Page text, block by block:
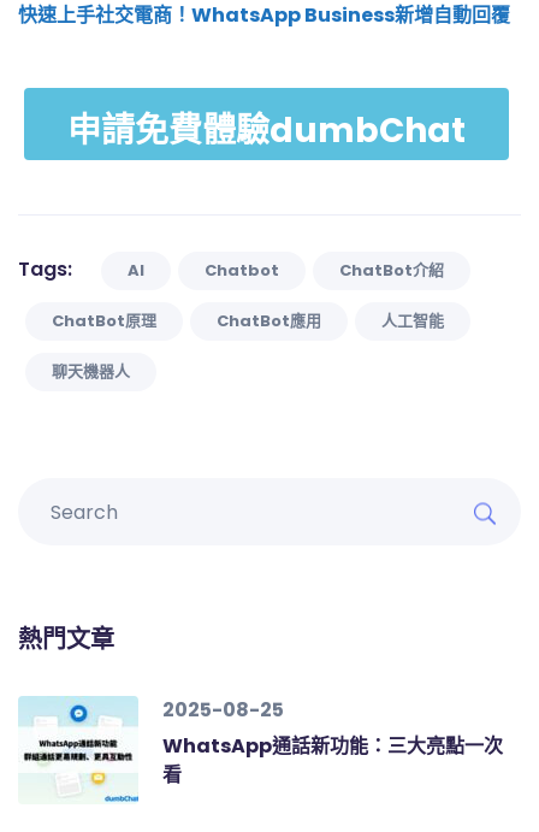
快速上手社交電商！WhatsApp Business新增自動回覆
申請免費體驗dumbChat
Tags: AI Chatbot ChatBot介紹
ChatBot原理 ChatBot應用 人工智能
聊天機器人
熱門文章
2025-08-25
WhatsApp通話新功能：三大亮點一次
看